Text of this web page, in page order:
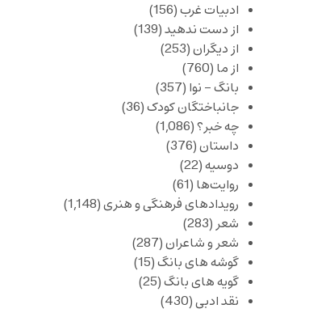
ادبیات غرب(156)
از دست ندهید(139)
از دیگران(253)
از ما (760)
بانگ – نوا (357)
جانباختگان کودک(36)
چه خبر؟(1,086)
داستان(376)
دوسیه(22)
روایت‌ها (61)
رویدادهای فرهنگی و هنری(1,148)
شعر(283)
شعر و شاعران(287)
گوشه های بانگ(15)
گویه های بانگ(25)
نقد ادبی(430)